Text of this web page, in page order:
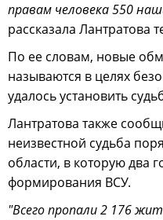
правам человека 550
рассказала Лантратова
По ее словам, новые
называются в целях
удалось установить
Лантратова также
неизвестной судьба
области, в которую два
формирования ВСУ.
"Всего пропали 2 176